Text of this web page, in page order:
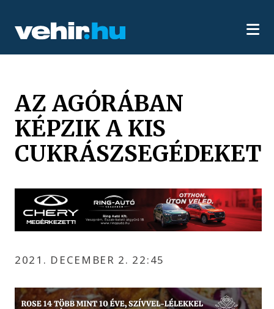
AZ AGÓRÁBAN
KÉPZIK A KIS
CUKRÁSZSEGÉDEKET
2021. DECEMBER 2. 22:45